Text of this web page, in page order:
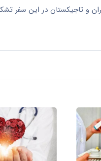
و تاجیکستان در این سفر